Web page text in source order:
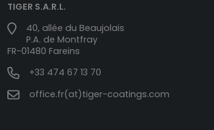
TIGER S.A.R.L.
40, allée du Beaujolais
P.A. de Montfray
FR-01480 Fareins
+33 474 67 13 70
office.fr(at)tiger-coatings.com